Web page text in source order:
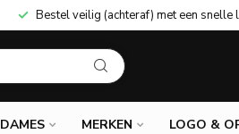
Bestel veilig (achteraf) met een snelle
DAMES MERKEN LOGO &